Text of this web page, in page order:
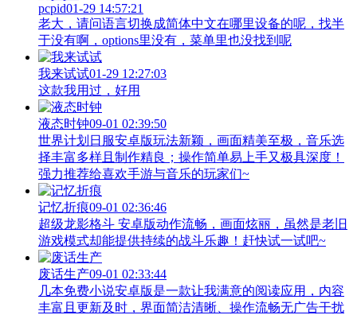
pcpid01-29 14:57:21
老大，请问语言切换成简体中文在哪里设备的呢，找半
于没有啊，options里没有，菜单里也没找到呢
我来试试01-29 12:27:03
这款我用过，好用
液态时钟09-01 02:39:50
世界计划日服安卓版玩法新颖，画面精美至极，音乐选
择丰富多样且制作精良；操作简单易上手又极具深度！
强力推荐给喜欢手游与音乐的玩家们~
记忆折痕09-01 02:36:46
超级龙影格斗 安卓版动作流畅，画面炫丽，虽然是老旧
游戏模式却能提供持续的战斗乐趣！赶快试一试吧~
废话生产09-01 02:33:44
几本免费小说安卓版是一款让我满意的阅读应用，内容
丰富且更新及时，界面简洁清晰、操作流畅无广告干扰